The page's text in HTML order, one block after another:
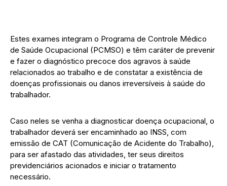
Estes exames integram o Programa de Controle Médico
de Saúde Ocupacional (PCMSO) e têm caráter de prevenir
e fazer o diagnóstico precoce dos agravos à saúde
relacionados ao trabalho e de constatar a existência de
doenças profissionais ou danos irreversíveis à saúde do
trabalhador.
Caso neles se venha a diagnosticar doença ocupacional, o
trabalhador deverá ser encaminhado ao INSS, com
emissão de CAT (Comunicação de Acidente do Trabalho),
para ser afastado das atividades, ter seus direitos
previdenciários acionados e iniciar o tratamento
necessário.